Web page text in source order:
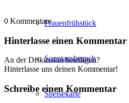
Frauenfrühstück
Sonntagsbrunch
Speisekarte
0 Kommentare
Hinterlasse einen Kommentar
An der Diskussion beteiligen?
Hinterlasse uns deinen Kommentar!
Schreibe einen Kommentar